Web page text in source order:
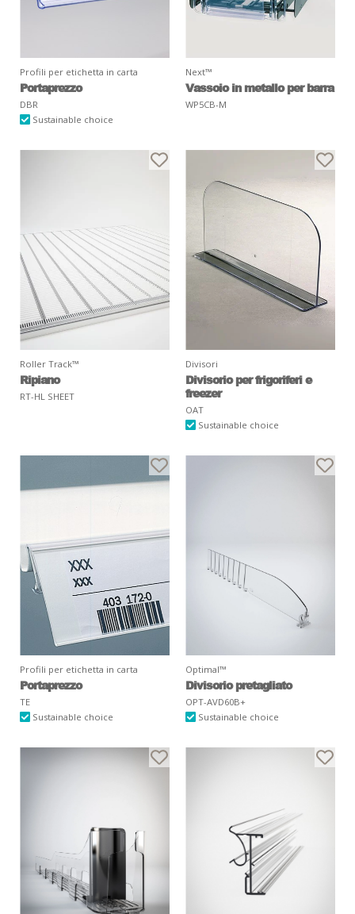
Profili per etichetta in carta
Portaprezzo
DBR
Sustainable choice
Next™
Vassoio in metallo per barra
WP5CB-M
Roller Track™
Ripiano
RT-HL SHEET
Divisori
Divisorio per frigoriferi e
freezer
OAT
Sustainable choice
Profili per etichetta in carta
Portaprezzo
TE
Sustainable choice
Optimal™
Divisorio pretagliato
OPT-AVD60B+
Sustainable choice